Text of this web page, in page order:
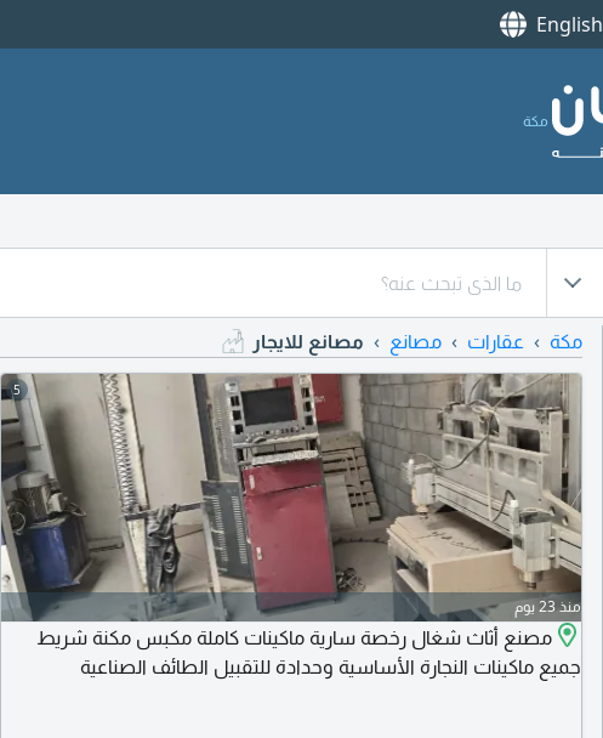
English
مكة
مكة عقارات مصانع مصانع للايجار
5
منذ 23 يوم
مصنع أثاث شغال رخصة سارية ماكينات كاملة مكبس مكنة شريط
جميع ماكينات النجارة الأساسية وحدادة للتقبيل الطائف الصناعية